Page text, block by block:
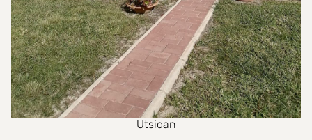
Utsidan